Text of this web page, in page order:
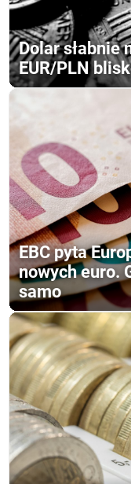
Dolar słabnie
EUR/PLN
EBC pyta
nowych euro.
samo